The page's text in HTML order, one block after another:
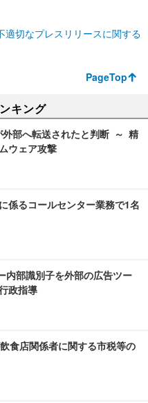
適切なプレスリリースに関する
PageTop
キング
外部へ転送されたと判断 ～ 精
ウェア攻撃
係るコールセンター業務で1名
内部識別子を外部の広告ツー
政指導
食店関係者に関する市税等の